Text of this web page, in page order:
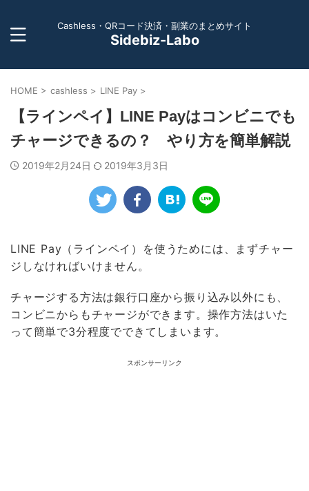
Cashless・QRコード決済・副業のまとめサイト
Sidebiz-Labo
HOME > cashless > LINE Pay >
【ラインペイ】LINE Payはコンビニでも
チャージできるの？ やり方を簡単解説
2019年2月24日 2019年3月3日
LINE Pay（ラインペイ）を使うためには、まずチャー
ジしなければいけません。
チャージする方法は銀行口座から振り込み以外にも、
コンビニからもチャージができます。操作方法はいた
って簡単で3分程度でできてしまいます。
スポンサーリンク